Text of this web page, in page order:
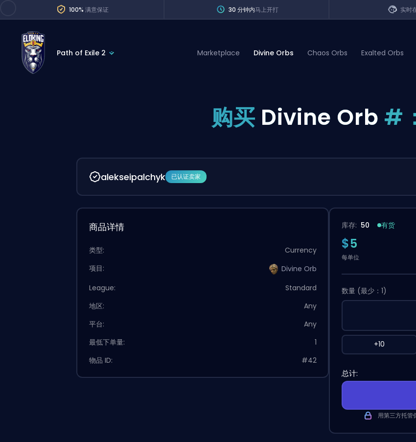
100% 满意保证 30 分钟内马上开打 实时
Path of Exile 2
Overwatch 2
Rocket League
Division Boost
Wins
Coaching
Marketplace Divine Orbs Chaos Orbs Exalted Orbs
购买 Divine Orb #
alekseipalchyk 已认证卖家
商品详情
类型:
Currency
项目:
Divine Orb
League:
Standard
地区:
Any
平台:
Any
最低下单量:
1
物品 ID:
#42
库存: 50 有货
$5
每单位
数量 (最少：1)
+10
总计:
用第三方托